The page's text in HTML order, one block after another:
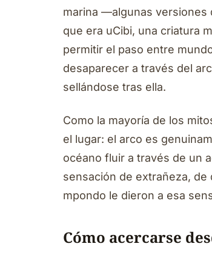
marina —algunas versiones
que era uCibi, una criatura
permitir el paso entre
desaparecer a través del
sellándose tras ella.
Como la mayoría de los
el lugar: el arco es
océano fluir a través de un
sensación de extrañeza,
mpondo le dieron a esa
Cómo acercarse